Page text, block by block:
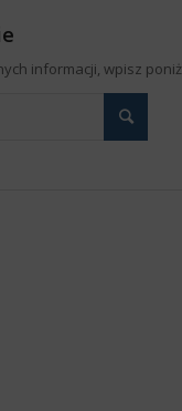
informacji, wpisz